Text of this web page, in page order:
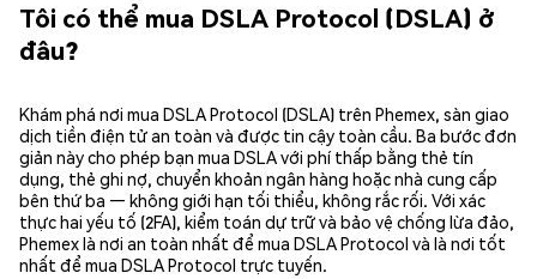
Tôi có thể mua DSLA Protocol (DSLA) ở
đâu?
Khám phá nơi mua DSLA Protocol (DSLA) trên Phemex, sàn giao
dịch tiền điện tử an toàn và được tin cậy toàn cầu. Ba bước đơn
giản này cho phép bạn mua DSLA với phí thấp bằng thẻ tín
dụng, thẻ ghi nợ, chuyển khoản ngân hàng hoặc nhà cung cấp
bên thứ ba — không giới hạn tối thiểu, không rắc rối. Với xác
thực hai yếu tố (2FA), kiểm toán dự trữ và bảo vệ chống lừa đảo,
Phemex là nơi an toàn nhất để mua DSLA Protocol và là nơi tốt
nhất để mua DSLA Protocol trực tuyến.